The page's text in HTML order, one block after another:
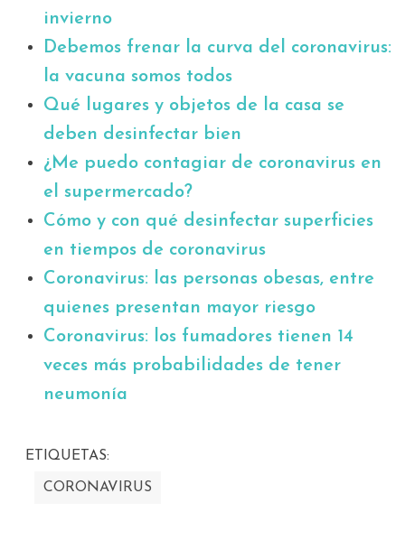
invierno
Debemos frenar la curva del coronavirus:
la vacuna somos todos
Qué lugares y objetos de la casa se
deben desinfectar bien
¿Me puedo contagiar de coronavirus en
el supermercado?
Cómo y con qué desinfectar superficies
en tiempos de coronavirus
Coronavirus: las personas obesas, entre
quienes presentan mayor riesgo
Coronavirus: los fumadores tienen 14
veces más probabilidades de tener
neumonía
ETIQUETAS:
CORONAVIRUS